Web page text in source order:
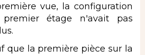
vue, la configuration
étage n'avait pas
que la première pièce sur la